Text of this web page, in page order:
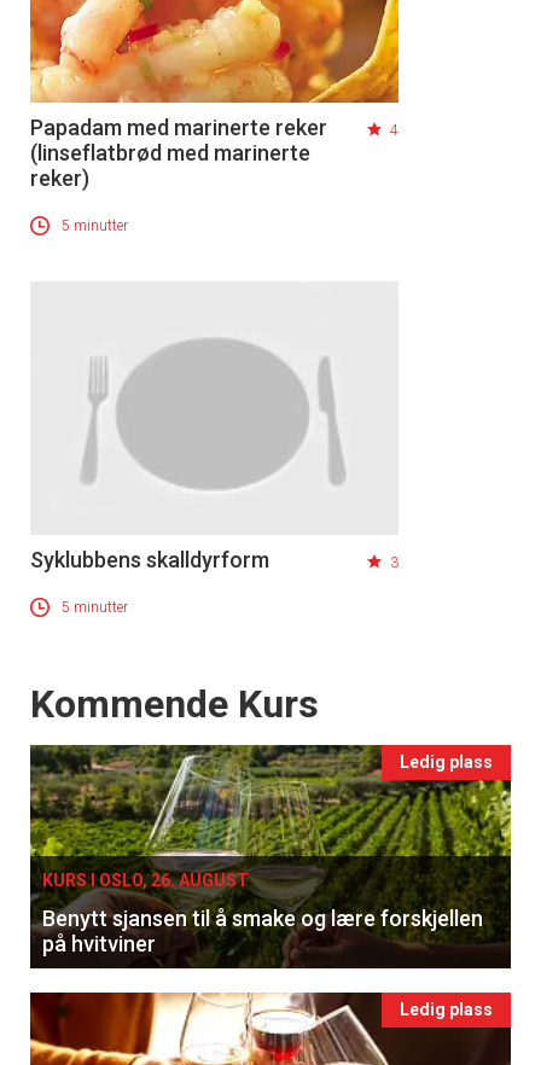
Papadam med marinerte reker
(linseflatbrød med marinerte
reker)
4
5 minutter
Syklubbens skalldyrform 3
5 minutter
Events
Kommende Kurs
Ledig plass
KURS I OSLO, 26. AUGUST
Benytt sjansen til å smake og lære forskjellen
på hvitviner
Ledig plass